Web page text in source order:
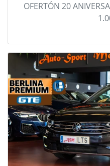
OFERTÓN 20